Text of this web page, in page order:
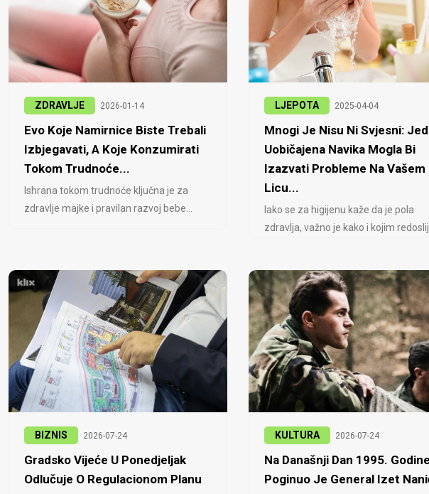
ZDRAVLJE 2026-01-14
Evo Koje Namirnice Biste Trebali
Izbjegavati, A Koje Konzumirati
Tokom Trudnoće...
Ishrana tokom trudnoće ključna je za
zdravlje majke i pravilan razvoj bebe...
LJEPOTA 2025-04-04
Mnogi Je Nisu Ni Svjesni:
Uobičajena Navika Mogla Bi
Izazvati Probleme Na Vašem
Licu...
Iako se za higijenu kaže da je pola
zdravlja, važno je kako i kojim
BIZNIS 2026-07-24
Gradsko Vijeće U Ponedjeljak
Odlučuje O Regulacionom Planu
KULTURA 2026-07-24
Na Današnji Dan 1995. Godine
Poginuo Je General Izet